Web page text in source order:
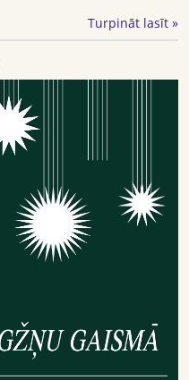
Turpināt lasīt »